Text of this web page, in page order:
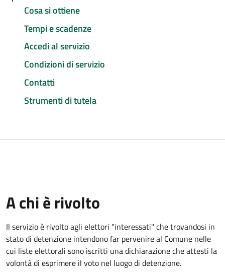
Cosa si ottiene
Tempi e scadenze
Accedi al servizio
Condizioni di servizio
Contatti
Strumenti di tutela
A chi è rivolto
Il servizio è rivolto agli elettori "interessati" che trovandosi in
stato di detenzione intendono far pervenire al Comune nelle
cui liste elettorali sono iscritti una dichiarazione che attesti la
volontà di esprimere il voto nel luogo di detenzione.